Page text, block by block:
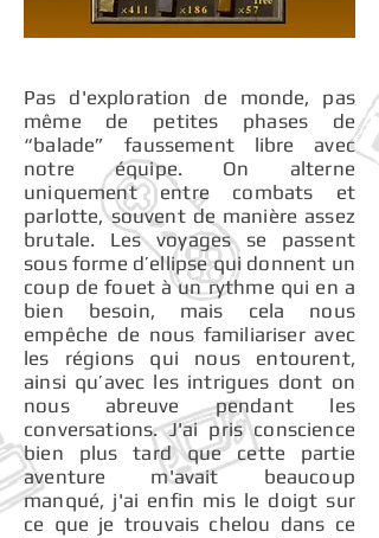
Pas d'exploration de monde, pas
même de petites phases de
“balade” faussement libre avec
notre équipe. On alterne
uniquement entre combats et
parlotte, souvent de manière assez
brutale. Les voyages se passent
sous forme d’ellipse qui donnent un
coup de fouet à un rythme qui en a
bien besoin, mais cela nous
empêche de nous familiariser avec
les régions qui nous entourent,
ainsi qu’avec les intrigues dont on
nous abreuve pendant les
conversations. J'ai pris conscience
bien plus tard que cette partie
aventure m'avait beaucoup
manqué, j'ai enfin mis le doigt sur
ce que je trouvais chelou dans ce